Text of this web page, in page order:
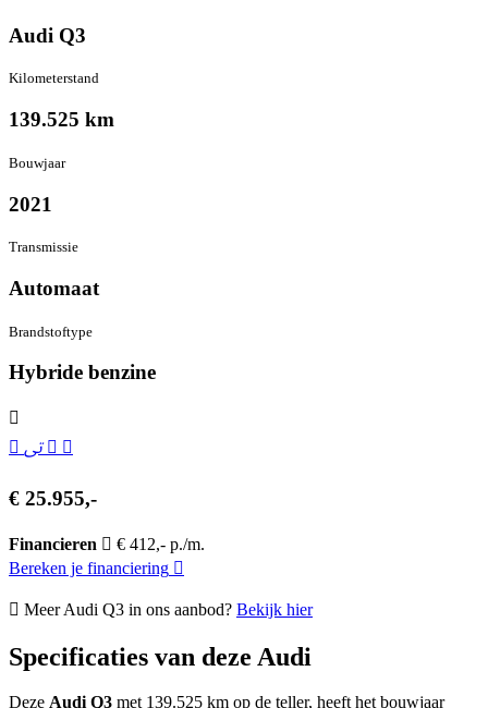
Audi Q3
Kilometer­stand
139.525 km
Bouwjaar
2021
Transmissie
Automaat
Brandstof­type
Hybride benzine
€ 25.955,-
Financieren
€ 412,- p./m.
Bereken je financiering
Meer Audi Q3 in ons aanbod? Bekijk hier
Specificaties van deze Audi
Deze Audi Q3 met 139.525 km op de teller, heeft het bouwjaar